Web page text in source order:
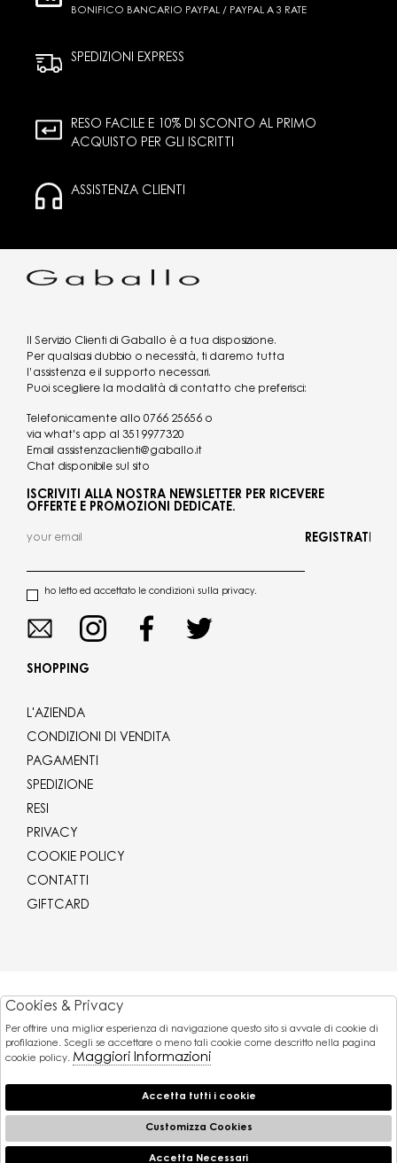
BONIFICO BANCARIO PAYPAL / PAYPAL A 3 RATE
SPEDIZIONI EXPRESS
RESO FACILE E 10% DI SCONTO AL PRIMO
ACQUISTO PER GLI ISCRITTI
ASSISTENZA CLIENTI
Il Servizio Clienti di Gaballo è a tua disposizione.
Per qualsiasi dubbio o necessità, ti daremo tutta
l’assistenza e il supporto necessari.
Puoi scegliere la modalità di contatto che preferisci:
Telefonicamente allo 0766 25656 o
via what's app al 3519977320
Email assistenzaclienti@gaballo.it
Chat disponibile sul sito
ISCRIVITI ALLA NOSTRA NEWSLETTER PER RICEVERE
OFFERTE E PROMOZIONI DEDICATE.
ho letto ed accettato le condizioni sulla privacy.
REGISTRATI
SHOPPING
L'AZIENDA
CONDIZIONI DI VENDITA
PAGAMENTI
SPEDIZIONE
RESI
PRIVACY
COOKIE POLICY
CONTATTI
GIFTCARD
Powered by
Atelier
società
Pagamenti
Cookies & Privacy
Per offrire una miglior esperienza di navigazione questo sito si avvale di cookie di
profilazione. Scegli se accettare o meno tali cookie come descritto nella pagina
cookie policy. Maggiori Informazioni
Accetta tutti i cookie
Customizza Cookies
Accetta Necessari